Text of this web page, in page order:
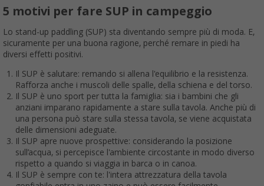
5 motivi per fare SUP in campeggio
Lo stand-up paddling (SUP) sta diventando sempre più di moda. E,
sicuramente per una buona ragione, perché remare in piedi ha
diversi effetti positivi.
Il SUP è salutare: remando si allena l'equilibrio e la resistenza.
Rafforza anche i muscoli delle spalle, della schiena e del torso.
Il SUP è uno sport per tutta la famiglia: sia i bambini che gli
anziani imparano rapidamente a stare sulla tavola. Anche più di
una persona può stare sulla stessa tavola, se viene acquistata
delle dimensioni adeguate.
Il SUP apre nuove prospettive: considerando la posizione
sull’acqua, si percepisce l'ambiente circostante in modo diverso
rispetto a quando si viaggia in barca o in canoa.
Il SUP è sempre con te: l'intera attrezzatura della tavola